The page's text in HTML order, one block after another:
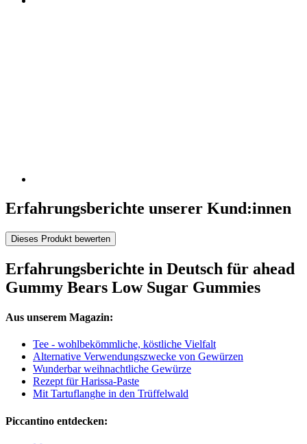
Erfahrungsberichte unserer Kund:innen
Dieses Produkt bewerten
Erfahrungsberichte in Deutsch für ahead
Gummy Bears Low Sugar Gummies
Aus unserem Magazin:
Tee - wohlbekömmliche, köstliche Vielfalt
Alternative Verwendungszwecke von Gewürzen
Wunderbar weihnachtliche Gewürze
Rezept für Harissa-Paste
Mit Tartuflanghe in den Trüffelwald
Piccantino entdecken: